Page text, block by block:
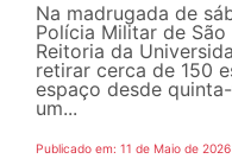
Na madrugada de
Polícia Militar de
Reitoria da
retirar cerca de 150
espaço desde
um...
Publicado em: 11 de Maio de 2026